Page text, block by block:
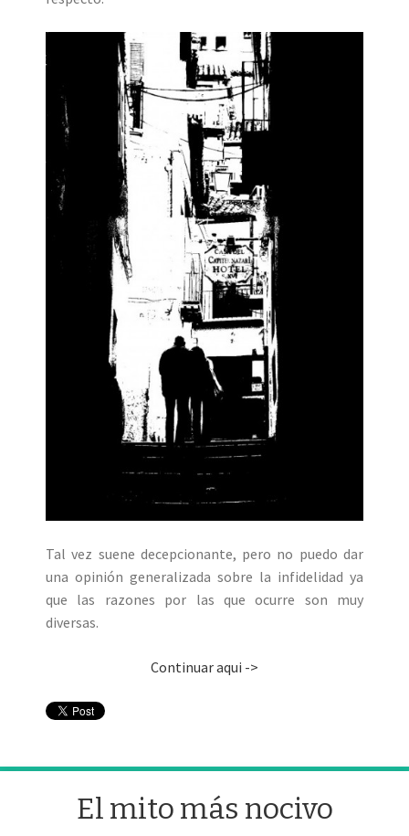
Tal vez suene decepcionante, pero no puedo dar
una opinión generalizada sobre la infidelidad ya
que las razones por las que ocurre son muy
diversas.
Continuar aqui ->
El mito más nocivo